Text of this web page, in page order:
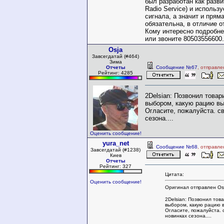
Radio Service) и
сигнала, а значит и
обязательна, в отличие
Кому интересно
или звоните
Osja
Завсегдатай (#464)
Зима
Отчеты
Рейтинг: 4285
Оценить сообщение!
Сообщение №67 ,
2Delsian: Позвонил
выбором, какую рацию
Огласите, пожалуйста.
сезона....
yura_net
Завсегдатай (#1238)
Киев
Отчеты
Рейтинг: 327
Оценить сообщение!
Сообщение №68 ,
Цитата:
Оригинал отправлен
2Delsian: Позвонил
выбором, какую рацию
Огласите, пожалуйста.
новинках сезона....